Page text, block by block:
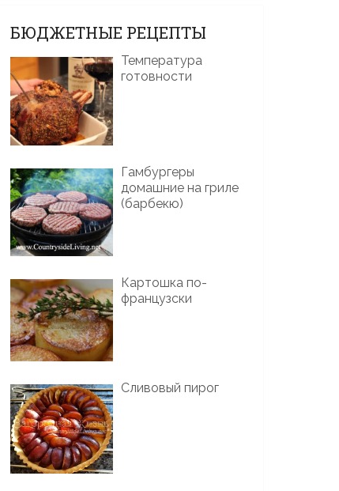
БЮДЖЕТНЫЕ РЕЦЕПТЫ
Температура
готовности
Гамбургеры
домашние на гриле
(барбекю)
Картошка по-
французски
Сливовый пирог